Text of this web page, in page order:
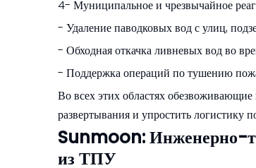
4- Муниципальное и чрезвычайное
- Удаление паводковых вод с улиц,
- Обходная откачка ливневых вод во
- Поддержка операций по тушению
Во всех этих областях
развертывания и упростить
Sunmoon: Инженерно-
из ТПУ